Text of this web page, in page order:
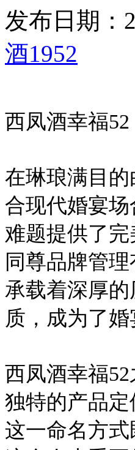
发布日期：
酒1952
西凤酒幸福
在琳琅满目
合现代婚宴
难题提供了
同尊品牌管
承载着深厚
质，成为了
西凤酒幸福
独特的产品
这一命名方